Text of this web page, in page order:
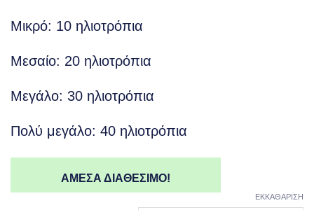
Mικρό: 10 ηλιοτρόπια
Mεσαίο: 20 ηλιοτρόπια
Mεγάλο: 30 ηλιοτρόπια
Πολύ μεγάλο: 40 ηλιοτρόπια
ΑΜΕΣΑ ΔΙΑΘΕΣΙΜΟ!
ΕΚΚΑΘΑΡΙΣΗ